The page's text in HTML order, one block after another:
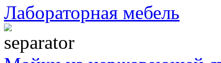
Лабораторная мебель